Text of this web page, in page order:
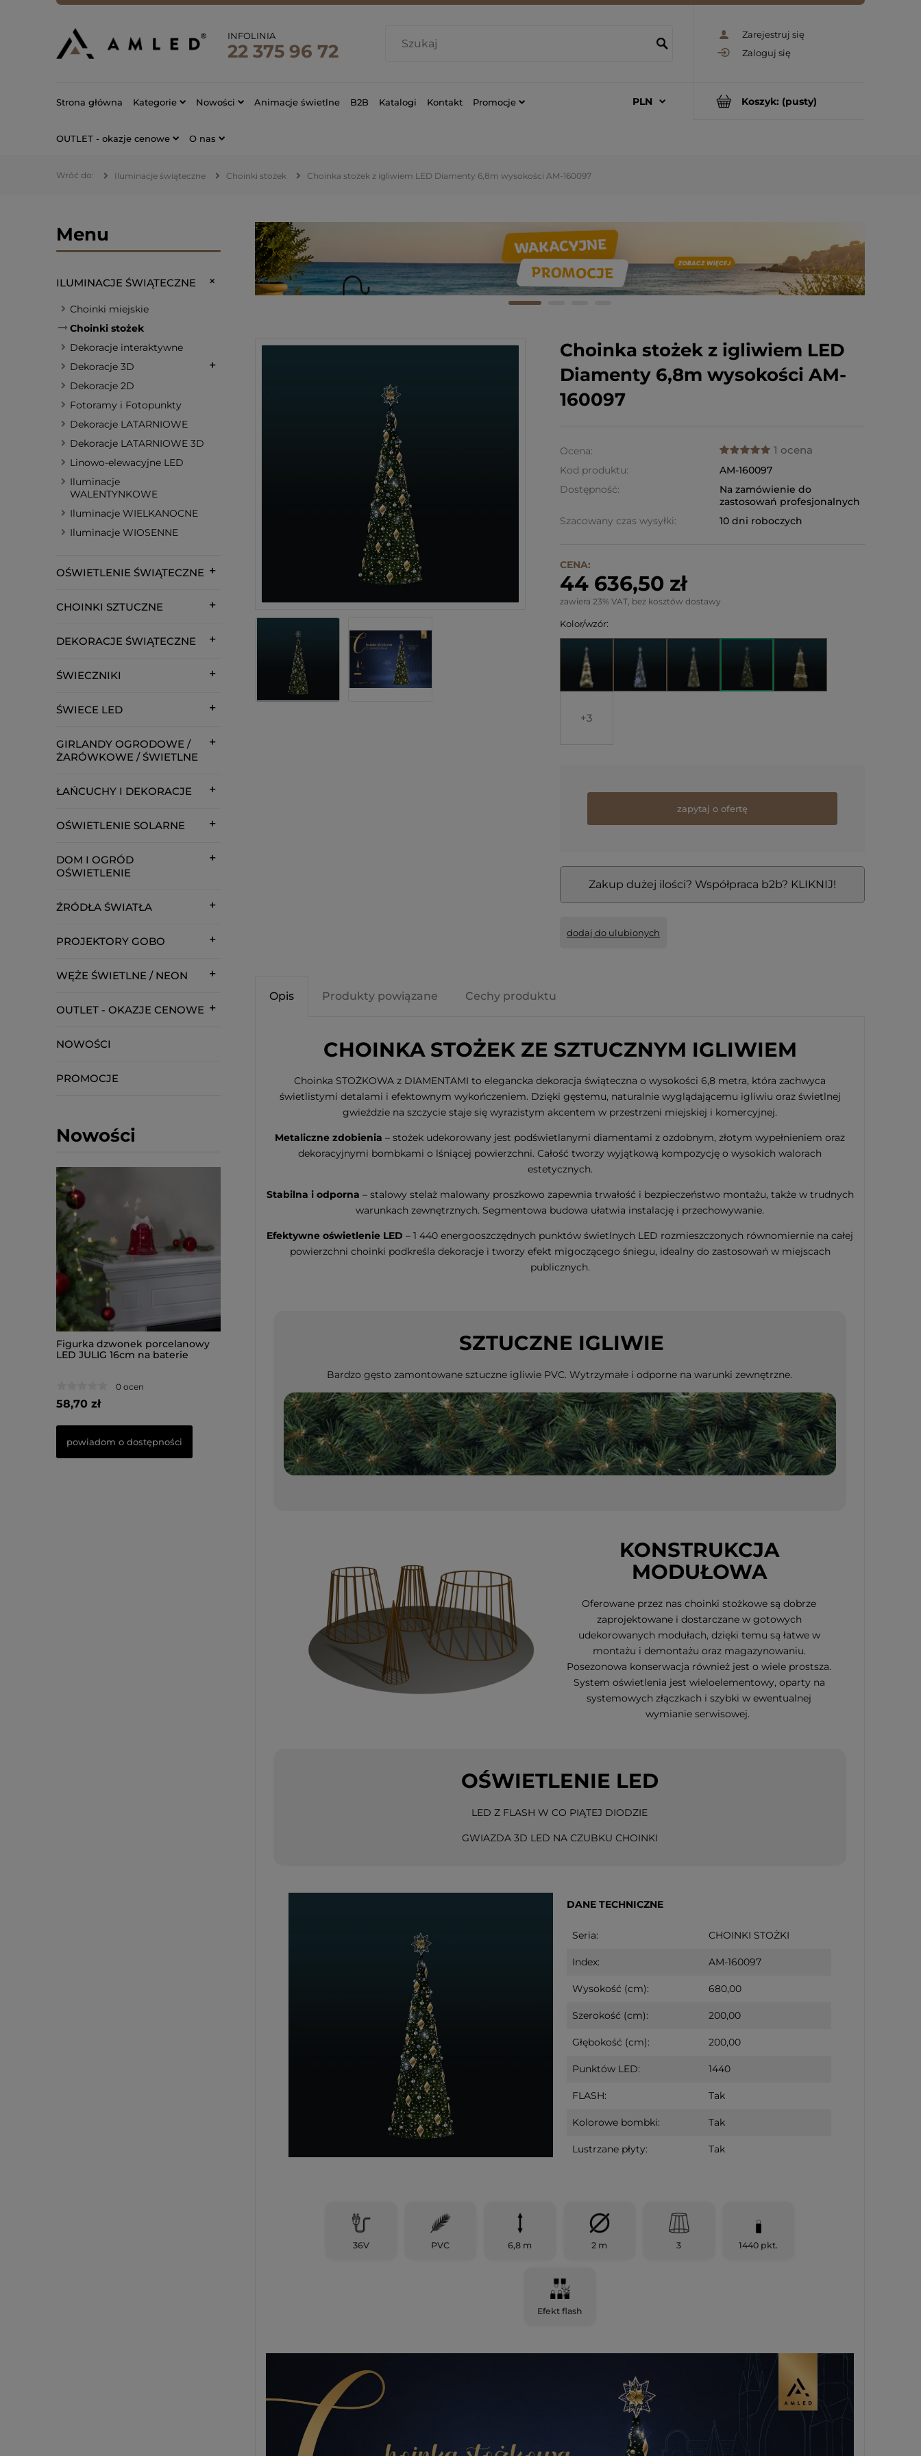
Zarejestruj się
Zaloguj się
INFOLINIA
22 375 96 72
Koszyk: (pusty)
Strona główna Kategorie Nowości Animacje świetlne B2B Katalogi Kontakt Promocje
OUTLET - okazje cenowe O nas
Iluminacje świąteczne Choinki stożek Choinka stożek z igliwiem LED Diamenty 6,8m wysokości AM-160097
Menu
ILUMINACJE ŚWIĄTECZNE
Choinki miejskie
Choinki stożek
Dekoracje interaktywne
Dekoracje 3D
Dekoracje 2D
Fotoramy i Fotopunkty
Dekoracje LATARNIOWE
Dekoracje LATARNIOWE 3D
Linowo-elewacyjne LED
Iluminacje
WALENTYNKOWE
Iluminacje WIELKANOCNE
Iluminacje WIOSENNE
OŚWIETLENIE ŚWIĄTECZNE
CHOINKI SZTUCZNE
DEKORACJE ŚWIĄTECZNE
ŚWIECZNIKI
ŚWIECE LED
GIRLANDY OGRODOWE /
ŻARÓWKOWE / ŚWIETLNE
ŁAŃCUCHY I DEKORACJE
OŚWIETLENIE SOLARNE
DOM I OGRÓD
OŚWIETLENIE
ŹRÓDŁA ŚWIATŁA
PROJEKTORY GOBO
WĘŻE ŚWIETLNE / NEON
OUTLET - OKAZJE CENOWE
NOWOŚCI
PROMOCJE
Nowości
Figurka dzwonek porcelanowy
LED JULIG 16cm na baterie
0 ocen
58,70 zł
powiadom o dostępności
Dekoracja świąteczna szklany
Bałwanek Led OLLE 31cm na
99,00 zł
do koszyka
Dekoracja świąteczna szklana
choinka Led CANDY TREE 16cm
33,70 zł
do koszyka
Choinka stożek z igliwiem LED
Diamenty 6,8m wysokości AM-
160097
Ocena: 1 ocena
Kod produktu:
AM-160097
Dostępność:
Na zamówienie do
zastosowań profesjonalnych
Szacowany czas wysyłki:
10 dni roboczych
CENA:
44 636,50 zł
zawiera 23% VAT, bez kosztów dostawy
Kolor/wzór:
3
zapytaj o ofertę
Zakup dużej ilości? Współpraca b2b? KLIKNIJ!
dodaj do ulubionych
Opis Produkty powiązane Cechy produktu
CHOINKA STOŻEK ZE SZTUCZNYM IGLIWIEM
Choinka STOŻKOWA z DIAMENTAMI to elegancka dekoracja świąteczna o wysokości 6,8 metra, która zachwyca
świetlistymi detalami i efektownym wykończeniem. Dzięki gęstemu, naturalnie wyglądającemu igliwiu oraz świetlnej
gwieździe na szczycie staje się wyrazistym akcentem w przestrzeni miejskiej i komercyjnej.
Metaliczne zdobienia – stożek udekorowany jest podświetlanymi diamentami z ozdobnym, złotym wypełnieniem oraz
dekoracyjnymi bombkami o lśniącej powierzchni. Całość tworzy wyjątkową kompozycję o wysokich walorach
estetycznych.
Stabilna i odporna – stalowy stelaż malowany proszkowo zapewnia trwałość i bezpieczeństwo montażu, także w trudnych
warunkach zewnętrznych. Segmentowa budowa ułatwia instalację i przechowywanie.
Efektywne oświetlenie LED – 1 440 energooszczędnych punktów świetlnych LED rozmieszczonych równomiernie na całej
powierzchni choinki podkreśla dekoracje i tworzy efekt migoczącego śniegu, idealny do zastosowań w miejscach
publicznych.
SZTUCZNE IGLIWIE
Bardzo gęsto zamontowane sztuczne igliwie PVC. Wytrzymałe i odporne na warunki zewnętrzne.
KONSTRUKCJA
MODUŁOWA
Oferowane przez nas choinki stożkowe są dobrze
zaprojektowane i dostarczane w gotowych
udekorowanych modułach, dzięki temu są łatwe w
montażu i demontażu oraz magazynowaniu.
Posezonowa konserwacja również jest o wiele prostsza.
System oświetlenia jest wieloelementowy, oparty na
systemowych złączkach i szybki w ewentualnej
wymianie serwisowej.
OŚWIETLENIE LED
LED Z FLASH W CO PIĄTEJ DIODZIE
GWIAZDA 3D LED NA CZUBKU CHOINKI
DANE TECHNICZNE
Seria: CHOINKI STOŻKI
Index: AM-160097
Wysokość (cm): 680,00
Szerokość (cm): 200,00
Głębokość (cm): 200,00
Punktów LED: 1440
FLASH: Tak
Kolorowe bombki: Tak
Lustrzane płyty: Tak
36V PVC 6,8 m 2 m 3 1440 pkt.
Efekt flash